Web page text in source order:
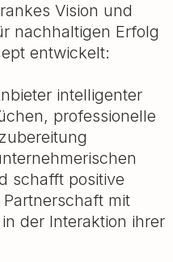
Vision und
nachhaltigen Erfolg
entwickelt:
intelligenter
professionelle
schafft positive
mit
der Interaktion ihrer